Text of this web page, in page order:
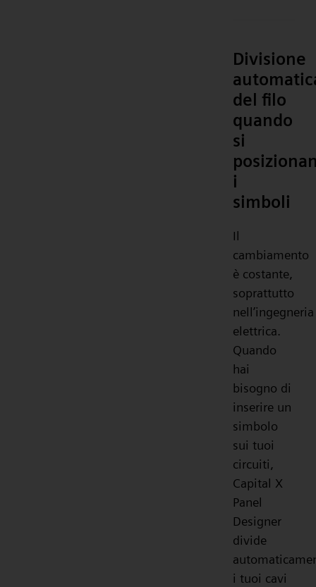
Divisione
del filo
quando
si
i
simboli
Il
cambiamento
è costante,
soprattutto
nell’ingegneria
elettrica.
Quando
hai
bisogno di
inserire un
simbolo
sui tuoi
circuiti,
Capital X
Panel
Designer
divide
i tuoi cavi